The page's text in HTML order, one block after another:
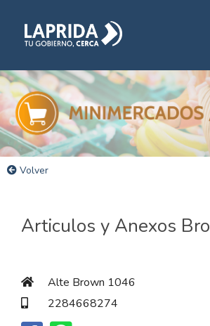
Volver
Articulos y Anexos
Alte Brown 1046
2284668274